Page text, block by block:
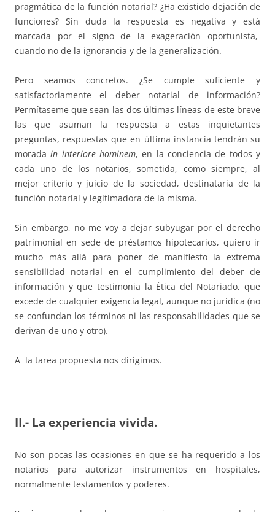
pragmática de la función notarial? ¿Ha existido dejación de
funciones? Sin duda la respuesta es negativa y está
marcada por el signo de la exageración oportunista,
cuando no de la ignorancia y de la generalización.
Pero seamos concretos. ¿Se cumple suficiente y
satisfactoriamente el deber notarial de información?
Permítaseme que sean las dos últimas líneas de este breve
las que asuman la respuesta a estas inquietantes
preguntas, respuestas que en última instancia tendrán su
moradain interiore hominem, en la conciencia de todos y
cada uno de los notarios, sometida, como siempre, al
mejor criterio y juicio de la sociedad, destinataria de la
función notarial y legitimadora de la misma.
Sin embargo, no me voy a dejar subyugar por el derecho
patrimonial en sede de préstamos hipotecarios, quiero ir
mucho más allá para poner de manifiesto la extrema
sensibilidad notarial en el cumplimiento del deber de
información y que testimonia la Ética del Notariado, que
excede de cualquier exigencia legal, aunque no jurídica (no
se confundan los términos ni las responsabilidades que se
derivan de uno y otro).
A la tarea propuesta nos dirigimos.
II.- La experiencia vivida.
No son pocas las ocasiones en que se ha requerido a los
notarios para autorizar instrumentos en hospitales,
normalmente testamentos y poderes.